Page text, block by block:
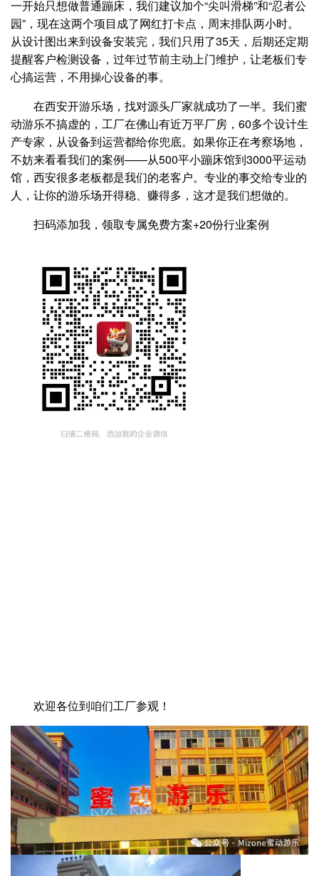
一开始只想做普通蹦床，我们建议加个“尖叫滑梯”和“忍者公
园”，现在这两个项目成了网红打卡点，周末排队两小时。
从设计图出来到设备安装完，我们只用了35天，后期还定期
提醒客户检测设备，过年过节前主动上门维护，让老板们专
心搞运营，不用操心设备的事。
在西安开游乐场，找对源头厂家就成功了一半。我们蜜
动游乐不搞虚的，工厂在佛山有近万平厂房，60多个设计生
产专家，从设备到运营都给你兜底。如果你正在考察场地，
不妨来看看我们的案例——从500平小蹦床馆到3000平运动
馆，西安很多老板都是我们的老客户。专业的事交给专业的
人，让你的游乐场开得稳、赚得多，这才是我们想做的。
扫码添加我，领取专属免费方案+20份行业案例
欢迎各位到咱们工厂参观！